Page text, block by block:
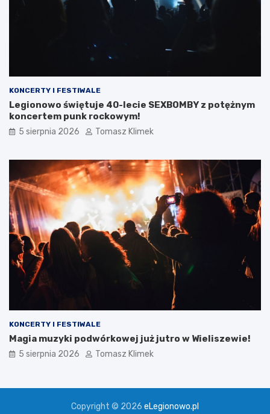
KONCERTY I FESTIWALE
Legionowo świętuje 40-lecie SEXBOMBY z potężnym
koncertem punk rockowym!
5 sierpnia 2026 Tomasz Klimek
KONCERTY I FESTIWALE
Magia muzyki podwórkowej już jutro w Wieliszewie!
5 sierpnia 2026 Tomasz Klimek
Copyright © 2026 eLegionowo.pl